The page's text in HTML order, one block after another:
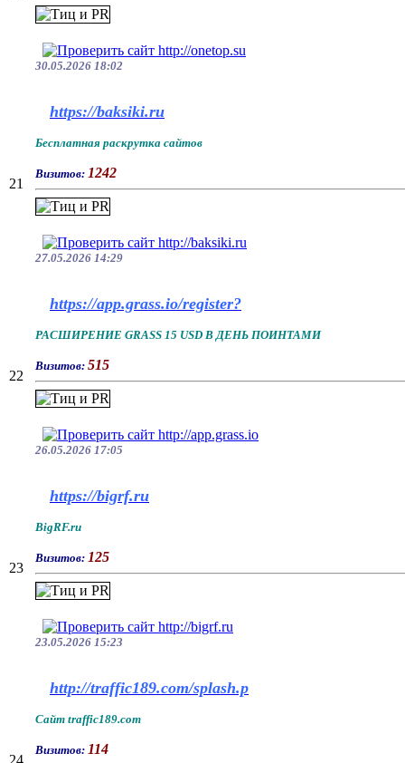
30.05.2026 18:02
21
https://baksiki.ru
Бесплатная раскрутка сайтов
Визитов: 1242
27.05.2026 14:29
22
https://app.grass.io/register?
РАСШИРЕНИЕ GRASS 15 USD В ДЕНЬ ПОИНТАМИ
Визитов: 515
26.05.2026 17:05
23
https://bigrf.ru
BigRF.ru
Визитов: 125
23.05.2026 15:23
24
http://traffic189.com/splash.p
Сайт traffic189.com
Визитов: 114